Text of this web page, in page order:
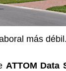
más débil.
ATTOM Data